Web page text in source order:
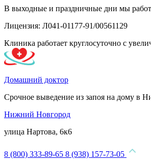
В выходные и праздничные дни мы
Лицензия: Л041-01177-91/00561129
Клиника работает круглосуточно с
Домашний доктор
Срочное выведение из запоя на дому в
Нижний Новгород
улица Нартова, 6к6
8 (800) 333-89-65 8 (938) 157-73-05